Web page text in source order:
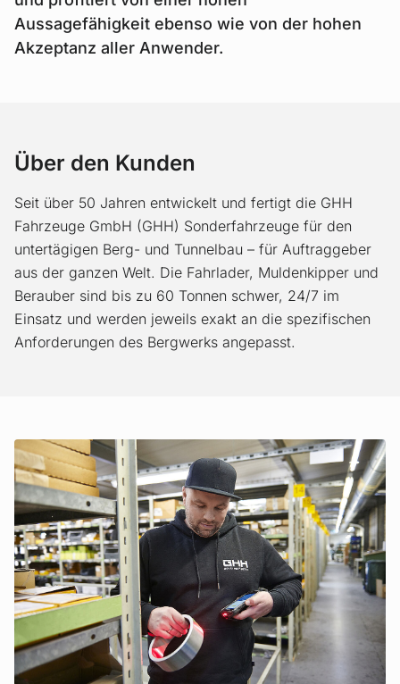
Aussagefähigkeit ebenso wie von der hohen
Akzeptanz aller Anwender.
Über den Kunden
Seit über 50 Jahren entwickelt und fertigt die GHH
Fahrzeuge GmbH (GHH) Sonderfahrzeuge für den
untertägigen Berg- und Tunnelbau – für Auftraggeber
aus der ganzen Welt. Die Fahrlader, Muldenkipper und
Berauber sind bis zu 60 Tonnen schwer, 24/7 im
Einsatz und werden jeweils exakt an die spezifischen
Anforderungen des Bergwerks angepasst.